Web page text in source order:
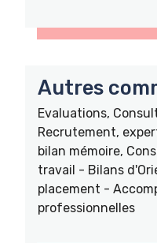
Autres
Evaluations,
Recrutement,
bilan mémoire,
travail - Bilans
placement -
professionnelles